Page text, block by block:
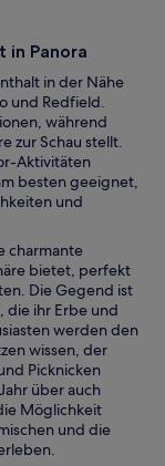
Panora
in der Nähe
und Redfield.
während
zur Schau stellt.
Aktivitäten
besten geeignet,
und
charmante
bietet, perfekt
Die Gegend ist
die ihr Erbe und
werden den
wissen, der
Picknicken
über auch
Möglichkeit
und die